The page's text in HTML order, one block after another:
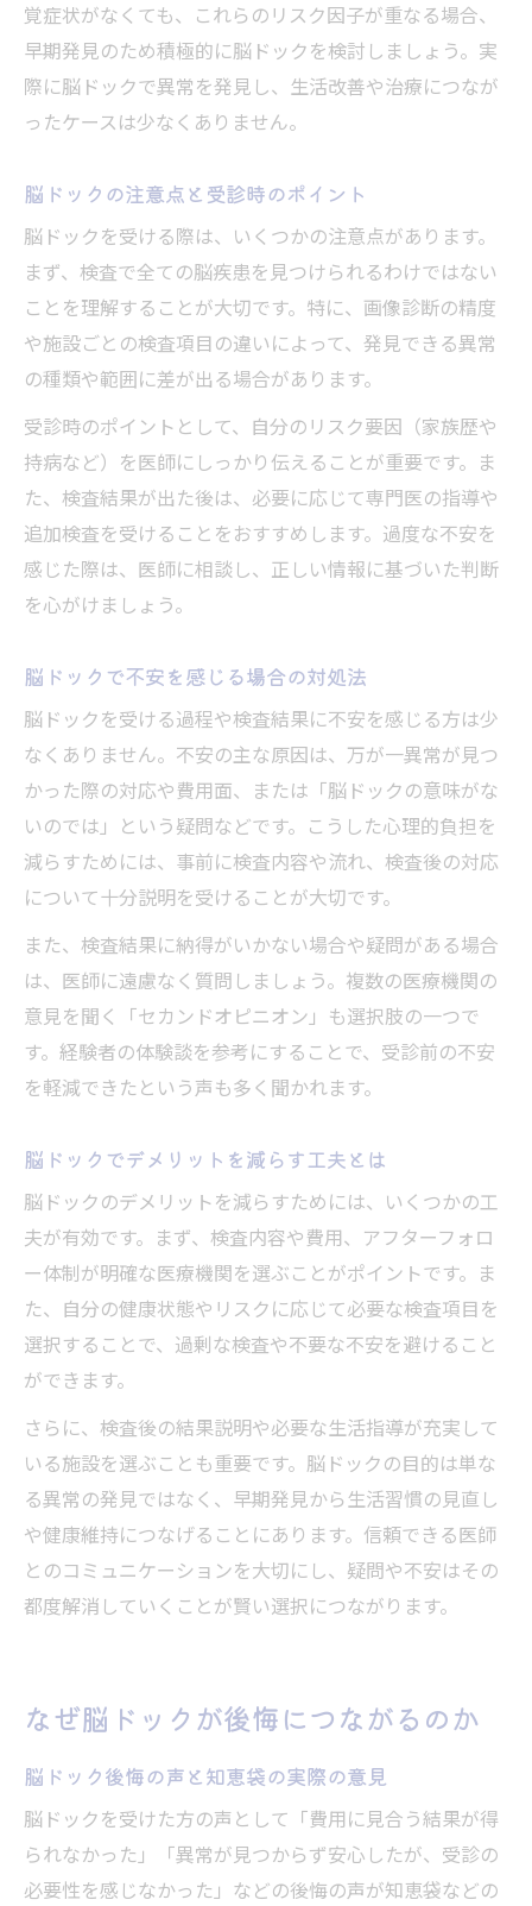
覚症状がなくても、これらのリスク因子が重なる場合、
早期発見のため積極的に脳ドックを検討しましょう。実
際に脳ドックで異常を発見し、生活改善や治療につなが
ったケースは少なくありません。
脳ドックの注意点と受診時のポイント
脳ドックを受ける際は、いくつかの注意点があります。
まず、検査で全ての脳疾患を見つけられるわけではない
ことを理解することが大切です。特に、画像診断の精度
や施設ごとの検査項目の違いによって、発見できる異常
の種類や範囲に差が出る場合があります。
受診時のポイントとして、自分のリスク要因（家族歴や
持病など）を医師にしっかり伝えることが重要です。ま
た、検査結果が出た後は、必要に応じて専門医の指導や
追加検査を受けることをおすすめします。過度な不安を
感じた際は、医師に相談し、正しい情報に基づいた判断
を心がけましょう。
脳ドックで不安を感じる場合の対処法
脳ドックを受ける過程や検査結果に不安を感じる方は少
なくありません。不安の主な原因は、万が一異常が見つ
かった際の対応や費用面、または「脳ドックの意味がな
いのでは」という疑問などです。こうした心理的負担を
減らすためには、事前に検査内容や流れ、検査後の対応
について十分説明を受けることが大切です。
また、検査結果に納得がいかない場合や疑問がある場合
は、医師に遠慮なく質問しましょう。複数の医療機関の
意見を聞く「セカンドオピニオン」も選択肢の一つで
す。経験者の体験談を参考にすることで、受診前の不安
を軽減できたという声も多く聞かれます。
脳ドックでデメリットを減らす工夫とは
脳ドックのデメリットを減らすためには、いくつかの工
夫が有効です。まず、検査内容や費用、アフターフォロ
ー体制が明確な医療機関を選ぶことがポイントです。ま
た、自分の健康状態やリスクに応じて必要な検査項目を
選択することで、過剰な検査や不要な不安を避けること
ができます。
さらに、検査後の結果説明や必要な生活指導が充実して
いる施設を選ぶことも重要です。脳ドックの目的は単な
る異常の発見ではなく、早期発見から生活習慣の見直し
や健康維持につなげることにあります。信頼できる医師
とのコミュニケーションを大切にし、疑問や不安はその
都度解消していくことが賢い選択につながります。
なぜ脳ドックが後悔につながるのか
脳ドック後悔の声と知恵袋の実際の意見
脳ドックを受けた方の声として「費用に見合う結果が得
られなかった」「異常が見つからず安心したが、受診の
必要性を感じなかった」などの後悔の声が知恵袋などの